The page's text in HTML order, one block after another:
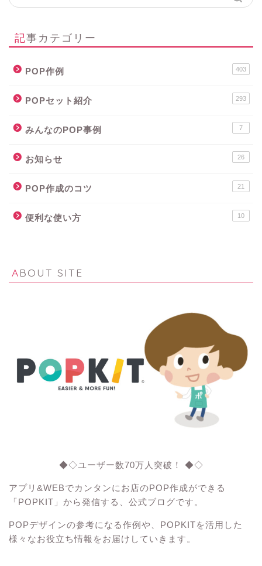
記事カテゴリー
POP作例 403
POPセット紹介 293
みんなのPOP事例 7
お知らせ 26
POP作成のコツ 21
便利な使い方 10
ABOUT SITE
◆◇ユーザー数70万人突破！ ◆◇
アプリ&WEBでカンタンにお店のPOP作成ができる
「POPKIT」から発信する、公式ブログです。
POPデザインの参考になる作例や、POPKITを活用した
様々なお役立ち情報をお届けしていきます。